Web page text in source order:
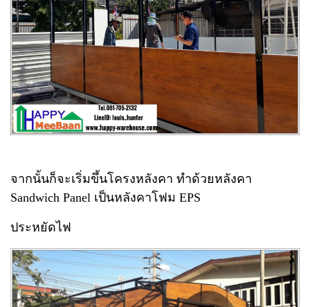
จากนั้นก็จะเริ่มขึ้นโครงหลังคา ทำด้วยหลังคา
Sandwich Panel เป็นหลังคาโฟม EPS
ประหยัดไฟ